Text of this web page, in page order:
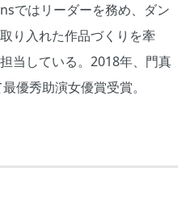
ではリーダーを務め、ダン
り入れた作品づくりを牽
当している。2018年、門真
優秀助演女優賞受賞。